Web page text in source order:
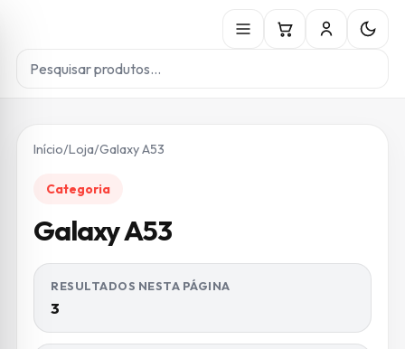
Início/Loja/Galaxy A53
Categoria
Galaxy A53
RESULTADOS NESTA PÁGINA
3